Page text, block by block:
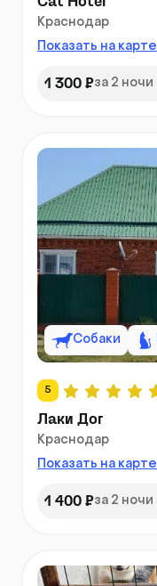
Краснодар
Показать на карте
1 300 ₽за 2 ночи
Собаки
5
Лаки Дог
Краснодар
Показать на карте
1 400 ₽за 2 ночи